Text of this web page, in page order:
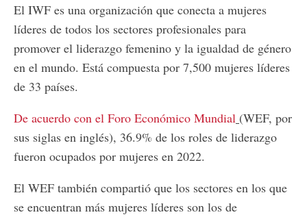
El IWF es una organización que conecta a mujeres
líderes de todos los sectores profesionales para
promover el liderazgo femenino y la igualdad de género
en el mundo. Está compuesta por 7,500 mujeres líderes
de 33 países.
De acuerdo con el Foro Económico Mundial (WEF, por
sus siglas en inglés), 36.9% de los roles de liderazgo
fueron ocupados por mujeres en 2022.
El WEF también compartió que los sectores en los que
se encuentran más mujeres líderes son los de